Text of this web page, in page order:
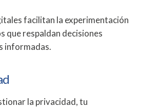
facilitan la experimentación
que respaldan decisiones
informadas.
la privacidad, tu